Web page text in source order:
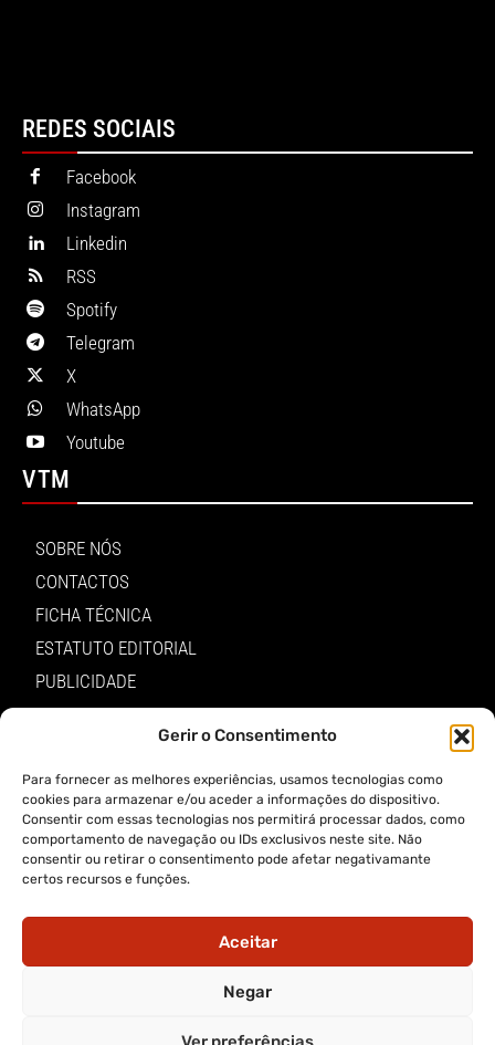
Gerir o Consentimento
Para fornecer as melhores experiências, usamos tecnologias como
cookies para armazenar e/ou aceder a informações do dispositivo.
Consentir com essas tecnologias nos permitirá processar dados, como
comportamento de navegação ou IDs exclusivos neste site. Não
consentir ou retirar o consentimento pode afetar negativamante
certos recursos e funções.
Aceitar
Negar
REDES SOCIAIS
Facebook
Instagram
Linkedin
RSS
Spotify
Telegram
X
WhatsApp
Youtube
VTM
SOBRE NÓS
CONTACTOS
FICHA TÉCNICA
ESTATUTO EDITORIAL
PUBLICIDADE
LOJA
TERMOS E PRIVACIDADE
POLÍTICA DE PROTEÇÃO DE DADOS E DE PRIVACIDADE
TERMOS DE UTILIZADOR
TERMOS E CONDIÇÕES DA COMPRA
APP A VOZ DE TRÁS-OS-MONTES